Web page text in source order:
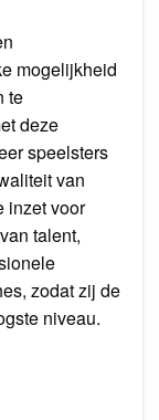
mogelijkheid
te
deze
speelsters
van
inzet voor
talent,
zodat zij de
niveau.